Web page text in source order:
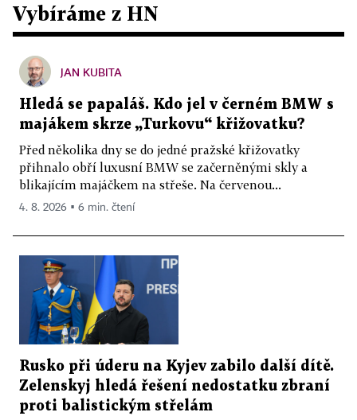
Vybíráme z HN
JAN KUBITA
Hledá se papaláš. Kdo jel v černém BMW s
majákem skrze „Turkovu“ křižovatku?
Před několika dny se do jedné pražské křižovatky
přihnalo obří luxusní BMW se začerněnými skly a
blikajícím majáčkem na střeše. Na červenou...
4. 8. 2026 ▪ 6 min. čtení
Rusko při úderu na Kyjev zabilo další dítě.
Zelenskyj hledá řešení nedostatku zbraní
proti balistickým střelám